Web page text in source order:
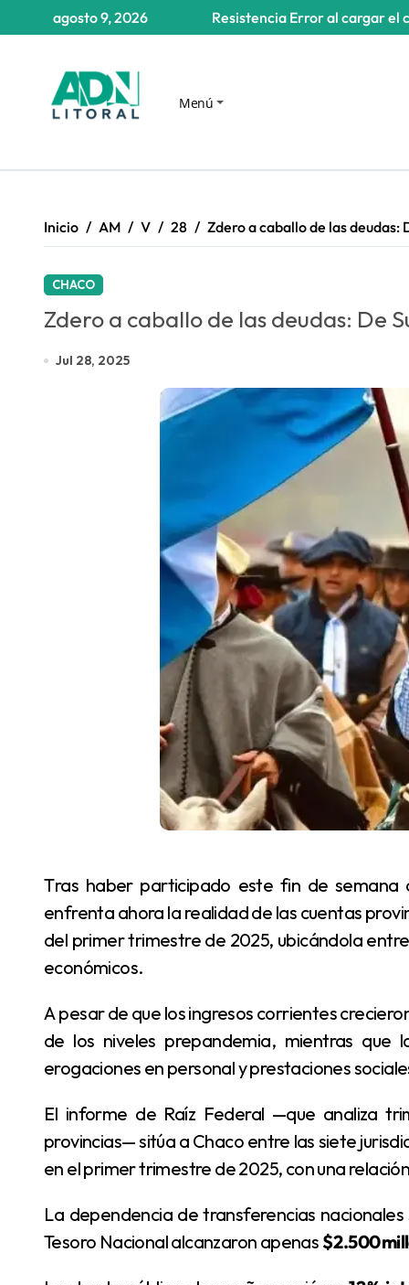
Resistencia Error al cargar el
agosto 9, 2026
Menú
Inicio AM V 28 Zdero a caballo de las
CHACO
Zdero a caballo de las deudas: De
Jul 28, 2025
Tras haber participado este fin de semana de la Cabalgata de la Fe, el gobernador Zdero
enfrenta ahora la realidad de las cuentas
del primer trimestre de 2025, ubicándola
económicos.
A pesar de que los ingresos corrientes
de los niveles prepandemia, mientras que
erogaciones en personal y prestaciones
El informe de Raíz Federal —que analiza trimestralmente el desempeño fiscal de todas las
provincias— sitúa a Chaco entre las siete
en el primer trimestre de 2025, con una
La dependencia de transferencias nacionales se agudiza: hasta marzo de 2025, los Aportes del
Tesoro Nacional alcanzaron apenas $ 2.500